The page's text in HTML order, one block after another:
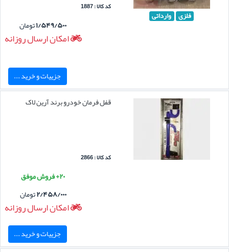
فلزی وارداتی
کد کالا : 1887
۱/۵۴۹/۵۰۰تومان
امکان ارسال روزانه
جزییات و خرید ...
قفل فرمان خودرو برند آرین لاک
کد کالا : 2866
۲۰+ فروش موفق
۲/۴۵۸/۰۰۰تومان
امکان ارسال روزانه
جزییات و خرید ...